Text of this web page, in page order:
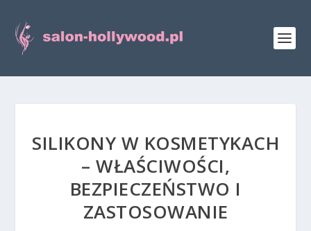
SILIKONY W KOSMETYKACH
– WŁAŚCIWOŚCI,
BEZPIECZEŃSTWO I
ZASTOSOWANIE